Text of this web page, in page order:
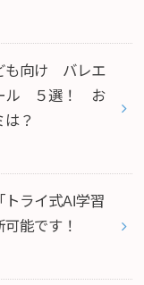
も向け バレエ
ル ５選！ お
？
トライ式AI学習
能です！